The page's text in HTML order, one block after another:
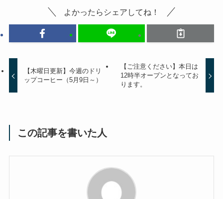
よかったらシェアしてね！
【木曜日更新】今週のドリ
ップコーヒー（5月9日～）
【ご注意ください】本日は
12時半オープンとなってお
ります。
この記事を書いた人